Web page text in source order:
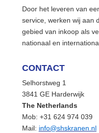
Door het leveren van
service, werken wij aan
gebied van inkoop als
nationaal en
CONTACT
Selhorstweg 1
3841 GE Harderwijk
The Netherlands
Mob: +31 624 974 039
Mail: info@shskranen.nl